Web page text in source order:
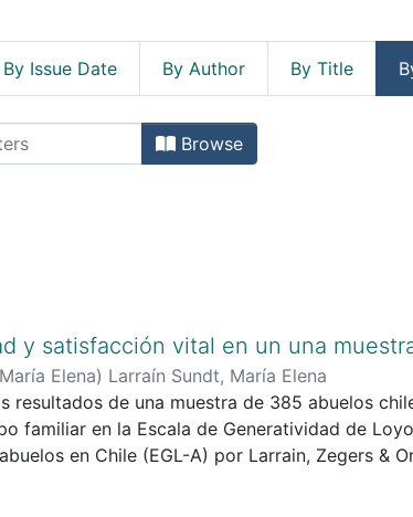
By Issue Date By Author By Title
by Subject "Abuelos--
Browse
y satisfacción vital en un una
Elena) Larraín Sundt, María Elena
resultados de una muestra de 385 abuelos
familiar en la Escala de Generatividad de
en Chile (EGL-A) por Larrain, Zegers &
Havighurst & Tobin (1961,1996) en su